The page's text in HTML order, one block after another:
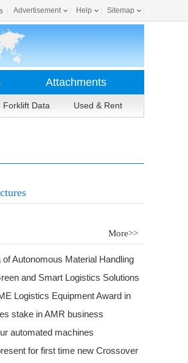
Advertisement Help Sitemap
Attachments
Forklift Data Used & Rent
More>>
Autonomous Material Handling
and Smart Logistics Solutions
Logistics Equipment Award in
stake in AMR business
automated machines
for first time new Crossover